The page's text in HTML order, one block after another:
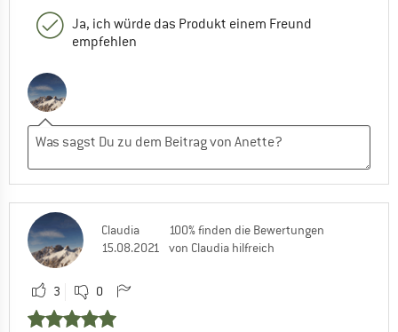
Ja, ich würde das Produkt einem Freund
empfehlen
Claudia
15.08.2021
100% finden die Bewertungen
von Claudia hilfreich
3 0